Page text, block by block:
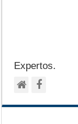
Expertos.